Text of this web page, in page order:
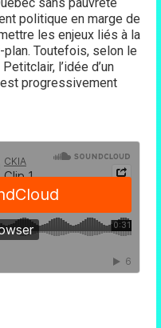
politique en marge de
les enjeux liés à la
plan. Toutefois, selon le
l’idée d’un
progressivement